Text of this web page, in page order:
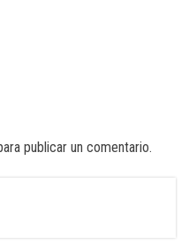
publicar un comentario.